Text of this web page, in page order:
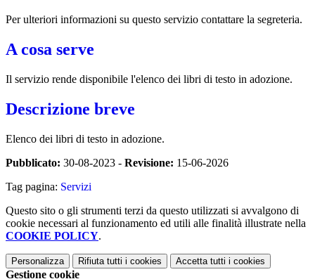
Per ulteriori informazioni su questo servizio contattare la segreteria.
A cosa serve
Il servizio rende disponibile l'elenco dei libri di testo in adozione.
Descrizione breve
Elenco dei libri di testo in adozione.
Pubblicato: 30-08-2023 - Revisione: 15-06-2026
Tag pagina: Servizi
Questo sito o gli strumenti terzi da questo utilizzati si avvalgono di
cookie necessari al funzionamento ed utili alle finalità illustrate nella
COOKIE POLICY.
Personalizza Rifiuta tutti i cookies Accetta tutti i cookies
Gestione cookie